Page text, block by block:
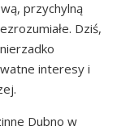
przychylną
Dziś,
interesy i
Dubno w